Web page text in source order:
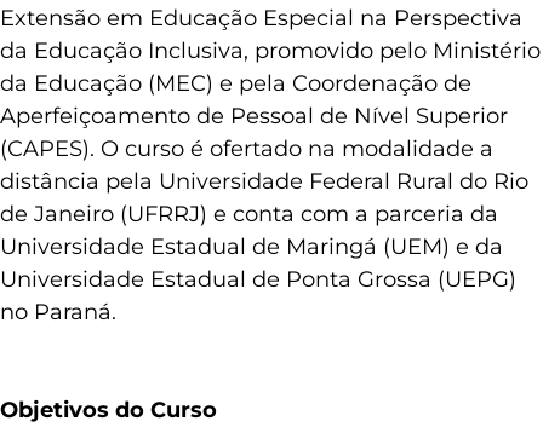
Extensão em Educação Especial na Perspectiva
da Educação Inclusiva, promovido pelo Ministério
da Educação (MEC) e pela Coordenação de
Aperfeiçoamento de Pessoal de Nível Superior
(CAPES). O curso é ofertado na modalidade a
distância pela Universidade Federal Rural do Rio
de Janeiro (UFRRJ) e conta com a parceria da
Universidade Estadual de Maringá (UEM) e da
Universidade Estadual de Ponta Grossa (UEPG)
no Paraná.
Objetivos do Curso